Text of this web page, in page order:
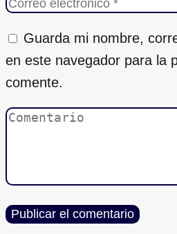
Guarda mi nombre,
en este navegador para la
comente.